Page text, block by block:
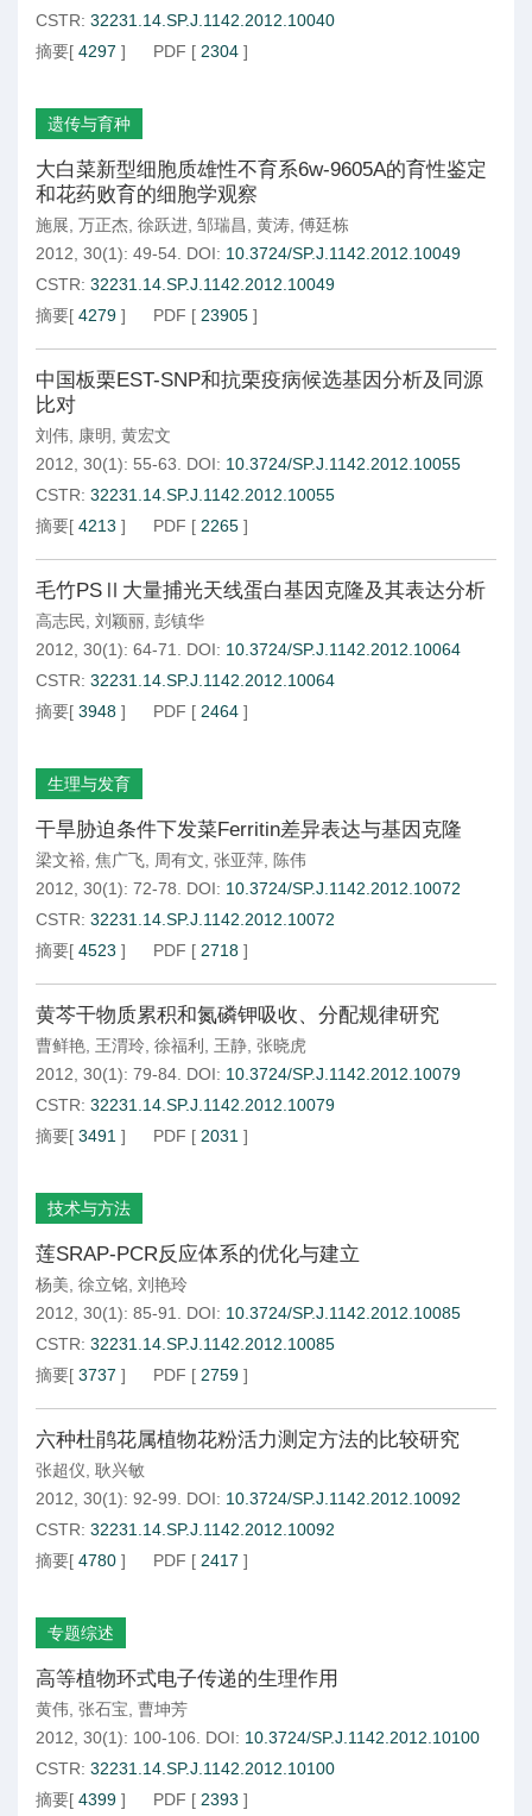
CSTR: 32231.14.SP.J.1142.2012.10040
摘要[ 4297 ] PDF [ 2304 ]
遗传与育种
大白菜新型细胞质雄性不育系6w-9605A的育性鉴定
和花药败育的细胞学观察
施展 万正杰 徐跃进 邹瑞昌 黄涛 傅廷栋
2012, 30(1): 49-54. DOI: 10.3724/SP.J.1142.2012.10049
CSTR: 32231.14.SP.J.1142.2012.10049
摘要[ 4279 ] PDF [ 23905 ]
中国板栗EST-SNP和抗栗疫病候选基因分析及同源
比对
刘伟 康明
黄宏文
2012, 30(1): 55-63.
DOI: 10.3724/SP.J.1142.2012.10055
CSTR: 32231.14.SP.J.1142.2012.10055
摘要[ 4213 ] PDF [ 2265 ]
毛竹PSⅡ大量捕光天线蛋白基因克隆及其表达分析
高志民 刘颖丽 彭镇华
2012, 30(1): 64-71.
DOI: 10.3724/SP.J.1142.2012.10064
CSTR: 32231.14.SP.J.1142.2012.10064
摘要[ 3948 ] PDF [ 2464 ]
生理与发育
干旱胁迫条件下发菜Ferritin差异表达与基因克隆
梁文裕 焦广飞 周有文 张亚萍
陈伟
2012, 30(1): 72-78.
DOI: 10.3724/SP.J.1142.2012.10072
CSTR: 32231.14.SP.J.1142.2012.10072
摘要[ 4523 ] PDF [ 2718 ]
黄芩干物质累积和氮磷钾吸收、分配规律研究
曹鲜艳 王渭玲 徐福利 王静 张晓虎
2012, 30(1): 79-84. DOI: 10.3724/SP.J.1142.2012.10079
CSTR: 32231.14.SP.J.1142.2012.10079
摘要[ 3491 ] PDF [ 2031 ]
技术与方法
莲SRAP-PCR反应体系的优化与建立
杨美 徐立铭 刘艳玲
2012, 30(1): 85-91.
DOI: 10.3724/SP.J.1142.2012.10085
CSTR: 32231.14.SP.J.1142.2012.10085
摘要[ 3737 ] PDF [ 2759 ]
六种杜鹃花属植物花粉活力测定方法的比较研究
张超仪 耿兴敏
2012, 30(1): 92-99.
DOI: 10.3724/SP.J.1142.2012.10092
CSTR: 32231.14.SP.J.1142.2012.10092
摘要[ 4780 ] PDF [ 2417 ]
专题综述
高等植物环式电子传递的生理作用
黄伟 张石宝 曹坤芳
2012, 30(1): 100-106.
DOI: 10.3724/SP.J.1142.2012.10100
CSTR: 32231.14.SP.J.1142.2012.10100
摘要[ 4399 ] PDF [ 2393 ]